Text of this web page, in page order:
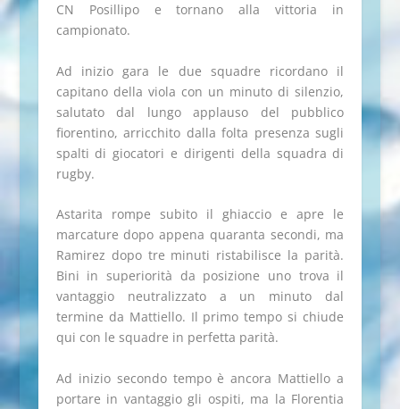
CN Posillipo e tornano alla vittoria in
campionato.
Ad inizio gara le due squadre ricordano il
capitano della viola con un minuto di silenzio,
salutato dal lungo applauso del pubblico
fiorentino, arricchito dalla folta presenza sugli
spalti di giocatori e dirigenti della squadra di
rugby.
Astarita rompe subito il ghiaccio e apre le
marcature dopo appena quaranta secondi, ma
Ramirez dopo tre minuti ristabilisce la parità.
Bini in superiorità da posizione uno trova il
vantaggio neutralizzato a un minuto dal
termine da Mattiello. Il primo tempo si chiude
qui con le squadre in perfetta parità.
Ad inizio secondo tempo è ancora Mattiello a
portare in vantaggio gli ospiti, ma la Florentia